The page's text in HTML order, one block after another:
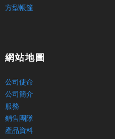
方型帳篷
網站地圖
公司使命
公司簡介
服務
銷售團隊
產品資料